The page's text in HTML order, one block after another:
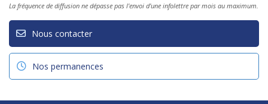
La fréquence de diffusion ne dépasse pas l'envoi d'une infolettre par mois au maximum.
Nous contacter
Nos permanences